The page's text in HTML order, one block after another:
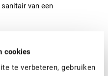
cookies
te verbeteren, gebruiken
van een
gemeente Utrecht is
appartementen in het
vallen.De oplevering van